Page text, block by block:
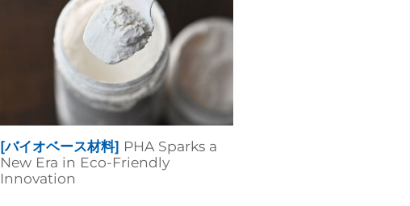
[バイオベース材料] PHA Sparks a
New Era in Eco-Friendly
Innovation